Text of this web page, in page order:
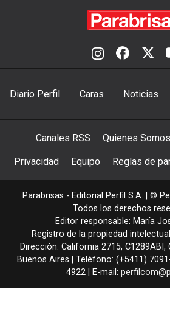
Diario Perfil Caras Noticias
Canales RSS Quienes Somos
Privacidad Equipo Reglas de
Parabrisas - Editorial Perfil S.A. | ©
Todos los derechos
Editor responsable: María
Registro de la propiedad
Dirección: California 2715, C1289ABI ,
Buenos Aires | Teléfono: (+5411)
4922 | E-mail: